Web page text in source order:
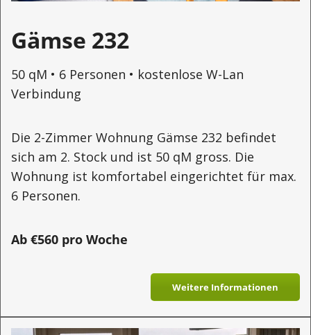
Gämse 232
50 qM • 6 Personen • kostenlose W-Lan
Verbindung
Die 2-Zimmer Wohnung Gämse 232 befindet
sich am 2. Stock und ist 50 qM gross. Die
Wohnung ist komfortabel eingerichtet für max.
6 Personen.
Ab €560 pro Woche
Weitere Informationen